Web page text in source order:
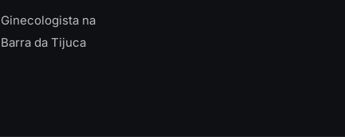
Ginecologista na
Barra da Tijuca